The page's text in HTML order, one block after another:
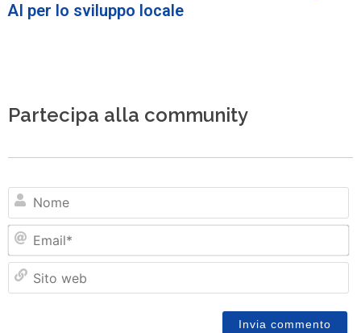
AI per lo sviluppo locale
Partecipa alla community